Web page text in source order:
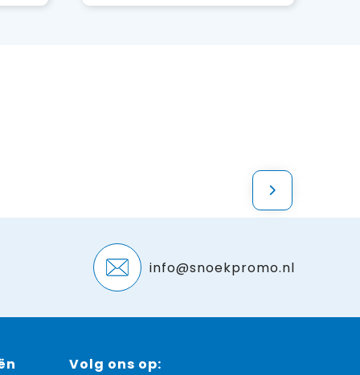
info@snoekpromo.nl
Volg ons op: